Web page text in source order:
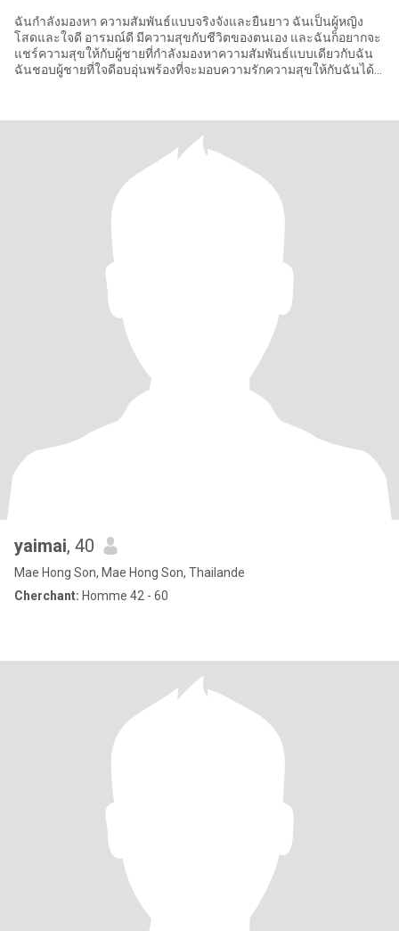
ฉันกำลังมองหา ความสัมพันธ์แบบจริงจังและยืนยาว ฉันเป็นผู้หญิง
โสดและใจดี อารมณ์ดี มีความสุขกับชีวิตของตนเอง และฉันก็อยากจะ
แชร์ความสุขให้กับผู้ชายที่กำลังมองหาความสัมพันธ์แบบเดียวกับฉัน
ฉันชอบผู้ชายที่ใจดีอบอุ่นพร้องที่จะมอบความรักความสุขให้กับฉันได้
yaimai, 40
Mae Hong Son, Mae Hong Son, Thailande
Cherchant: Homme 42 - 60